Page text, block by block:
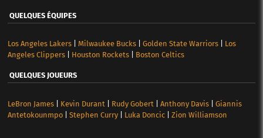
QUELQUES ÉQUIPES
Los Angeles Lakers| Milwaukee Bucks| Golden State Warriors| Los
Angeles Clippers| Houston Rockets| Boston Celtics
QUELQUES JOUEURS
LeBron James| Kevin Durant Rudy Gobert Anthony Davis| Giannis
Antetokounmpo| Stephen Curry| Luka Doncic| Zion Williamson